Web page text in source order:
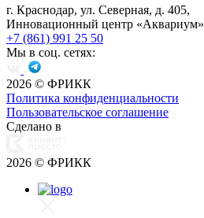
г. Краснодар, ул. Северная, д. 405,
Инновационный центр «Аквариум»
+7 (861) 991 25 50
Мы в соц. сетях:
2026 © ФРИКК
Политика конфиденциальности
Пользовательское соглашение
Сделано в
2026 © ФРИКК